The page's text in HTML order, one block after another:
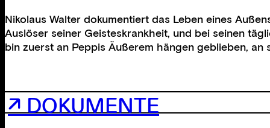
Nikolaus Walter dokumentiert das Leben eines
Auslöser seiner Geisteskrankheit, und bei seinen
bin zuerst an Peppis Äußerem hängen geblieben,
↗ DOKUMENTE